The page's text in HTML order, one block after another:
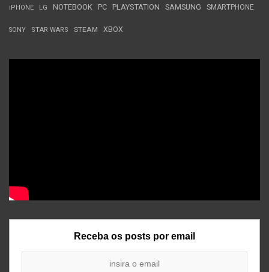
iPHONE LG NOTEBOOK PC PLAYSTATION SAMSUNG SMARTPHONE
SONY STAR WARS STEAM XBOX
Receba os posts por email